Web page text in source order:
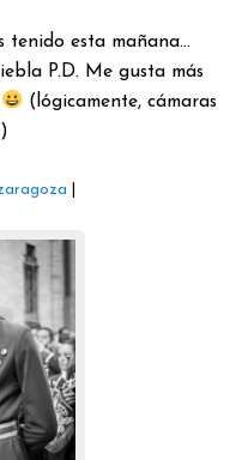
tenido esta mañana…
P.D. Me gusta más
(lógicamente, cámaras